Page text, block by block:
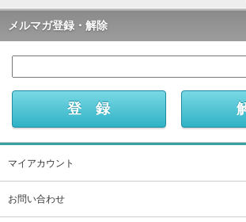
メルマガ登録・解除
マイアカウント
お問い合わせ